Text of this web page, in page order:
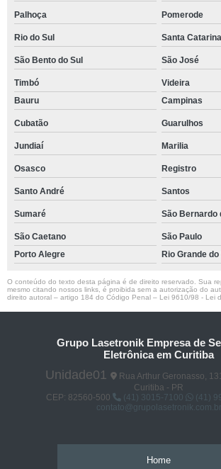
Palhoça Pomerode
Rio do Sul Santa Catarina
São Bento do Sul São José
Timbó
Videira
Bauru
Campinas
Cubatão Guarulhos
Jundiaí Marilia
Osasco Registro
Santo André Santos
Sumaré São Bernardo
São Caetano
São Paulo
Porto Alegre
Rio Grande do
O conteúdo do texto desta página é de direito reservado. Sua
mesmo citando nossos links, é proibida sem a autorização do
direito autoral – artigo 184 do Código Penal – Lei 9610/98 - Lei
Grupo Lasetronik Empresa de
Eletrônica em Curitiba
Unidade01
Rua Arthur Geronasso,
Curitiba - PR
CEP: 82560-500
(41) 3015-7100
(41)
contato@grupolasetronik.com.br
Home